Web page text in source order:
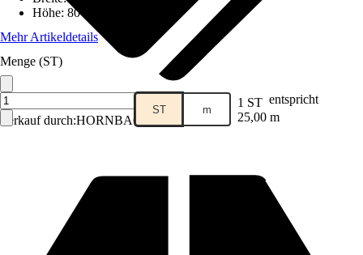
Verkauf durch:HORNBACH
Höhe: 80 cm
Mehr Artikeldetails
Menge (ST)
ST m 1 ST entspricht
25,00 m